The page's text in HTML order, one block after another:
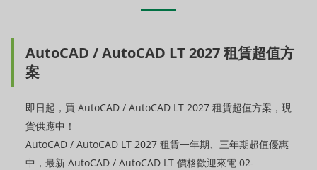
AutoCAD / AutoCAD LT 2027 租賃超值方
案
即日起，買 AutoCAD / AutoCAD LT 2027 租賃超值方案，現
貨供應中！
AutoCAD / AutoCAD LT 2027 租賃一年期、三年期超值優惠
中，最新 AutoCAD / AutoCAD LT 價格歡迎來電 02-